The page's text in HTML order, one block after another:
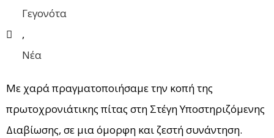
Γεγονότα
,
Νέα
Με χαρά πραγματοποιήσαμε την κοπή της
πρωτοχρονιάτικης πίτας στη Στέγη Υποστηριζόμενης
Διαβίωσης, σε μια όμορφη και ζεστή συνάντηση.